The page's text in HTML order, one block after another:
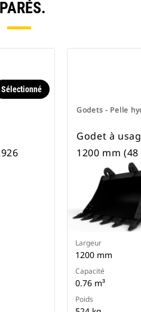
Sélectionné
Godets - Pelle
Godet à
1200 mm
Largeur
1200 mm
Capacité
0.76 m³
Poids